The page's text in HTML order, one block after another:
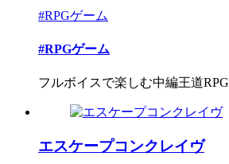
#RPGゲーム
#RPGゲーム
フルボイスで楽しむ中編王道RPG
エスケープコンクレイヴ